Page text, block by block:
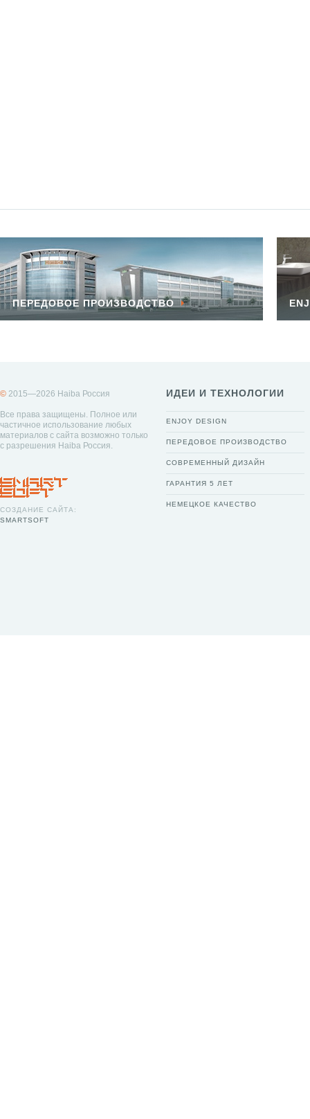
ПЕРЕДОВОЕ ПРОИЗВОДСТВО
© 2015—2026 Haiba Россия
Все права защищены. Полное или
частичное использование любых
материалов с сайта возможно только
с разрешения Haiba Россия.
СОЗДАНИЕ САЙТА:
SMARTSOFT
ИДЕИ И ТЕХНОЛОГИИ
ENJOY DESIGN
ПЕРЕДОВОЕ ПРОИЗВОДСТВО
СОВРЕМЕННЫЙ ДИЗАЙН
ГАРАНТИЯ 5 ЛЕТ
НЕМЕЦКОЕ КАЧЕСТВО